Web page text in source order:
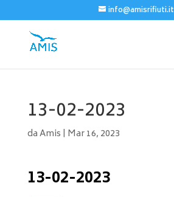
info@amisrifiuti.it
13-02-2023
daAmis | Mar 16, 2023
13-02-2023